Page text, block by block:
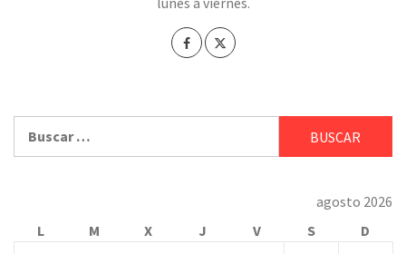
agosto 2026
L
M X J V S
D